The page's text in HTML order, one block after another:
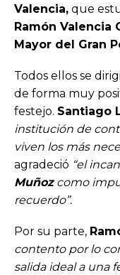
Valencia, que
Ramón Valencia
Mayor del Gran
Todos ellos se
de forma muy
festejo. Santiago
institución de
viven los más
agradeció “el
Muñozcomo
recuerdo”.
Por su parte,
contento por lo
salida ideal a una